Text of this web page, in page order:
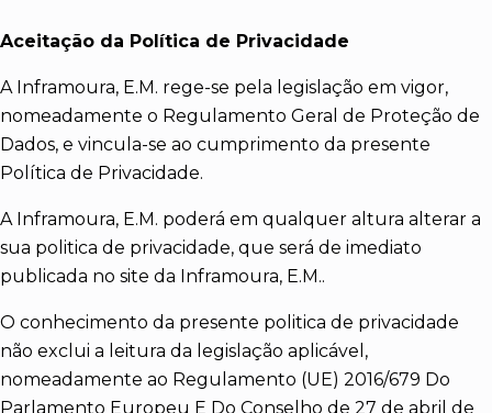
Aceitação da Política de Privacidade
A Inframoura, E.M. rege-se pela legislação em vigor,
nomeadamente o Regulamento Geral de Proteção de
Dados, e vincula-se ao cumprimento da presente
Política de Privacidade.
A Inframoura, E.M. poderá em qualquer altura alterar a
sua politica de privacidade, que será de imediato
publicada no site da Inframoura, E.M..
O conhecimento da presente politica de privacidade
não exclui a leitura da legislação aplicável,
nomeadamente ao Regulamento (UE) 2016/679 Do
Parlamento Europeu E Do Conselho de 27 de abril de